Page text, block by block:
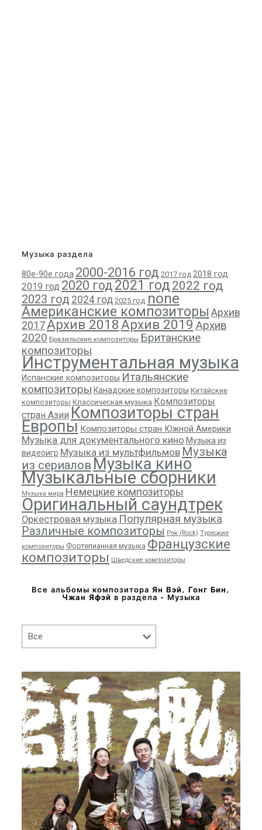
Музыка раздела
80е-90е года 2000-2016 год 2017 год 2018 год
2019 год 2020 год 2021 год 2022 год
2023 год 2024 год 2025 год none
Американские композиторы Архив
2017Архив 2018Архив 2019 Архив
2020 Бразильские композиторы Британские
композиторы
Инструментальная музыка
Испанские композиторы Итальянские
композиторы Канадские композиторы Китайские
композиторы Классическая музыка Композиторы
стран Азии Композиторы стран
Европы Композиторы стран Южной Америки
Музыка для документального кино Музыка из
видеоигр Музыка из мультфильмов Музыка
из сериалов Музыка кино
Музыкальные сборники
Музыка мира Немецкие композиторы
Оригинальный саундтрек
Оркестровая музыка Популярная музыка
Различные композиторы Рок (Rock) Турецкие
композиторы Фортепианная музыка Французские
композиторы Шведские композиторы
Все альбомы композитора Ян Вэй, Гонг Бин,
Чжан Яфэй в раздела - Музыка